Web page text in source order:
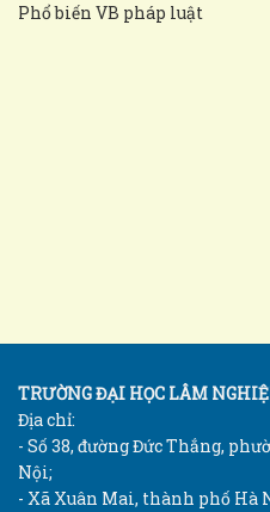
Phổ biến VB pháp luật
TRƯỜNG ĐẠI HỌC LÂM
Địa chỉ:
- Số 38, đường Đức Thắng,
Nội;
- Xã Xuân Mai, thành phố Hà